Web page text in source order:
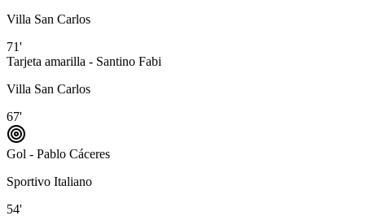
Villa San Carlos
71'
Tarjeta amarilla - Santino Fabi
Villa San Carlos
67'
Gol - Pablo Cáceres
Sportivo Italiano
54'